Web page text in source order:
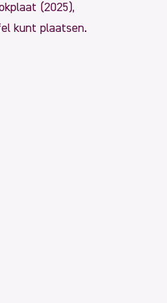
(2025),
kunt plaatsen.